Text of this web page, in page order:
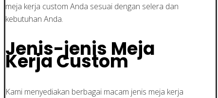
meja kerja custom Anda sesuai dengan selera dan
kebutuhan Anda.
Jenis-jenis Meja
Kerja Custom
Kami menyediakan berbagai macam jenis meja kerja